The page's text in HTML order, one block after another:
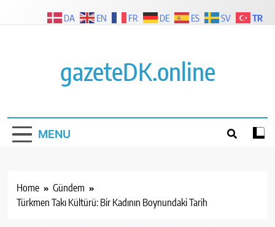
gazeteDK.online
MENU
Home
Gündem
Türkmen Takı Kültürü: Bir Kadının Boynundaki Tarih
DA EN FR DE ES SV TR